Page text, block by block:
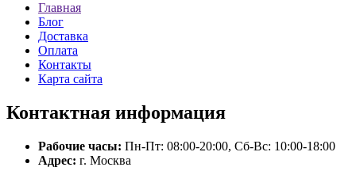
Главная
Блог
Доставка
Оплата
Контакты
Карта сайта
Контактная информация
Рабочие часы: Пн-Пт: 08:00-20:00, Сб-Вс: 10:00-18:00
Адрес: г. Москва